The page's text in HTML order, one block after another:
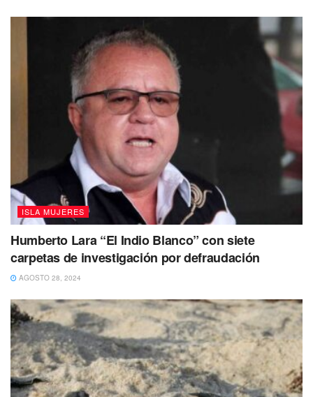
ISLA MUJERES
Humberto Lara “El Indio Blanco” con siete
carpetas de investigación por defraudación
AGOSTO 28, 2024